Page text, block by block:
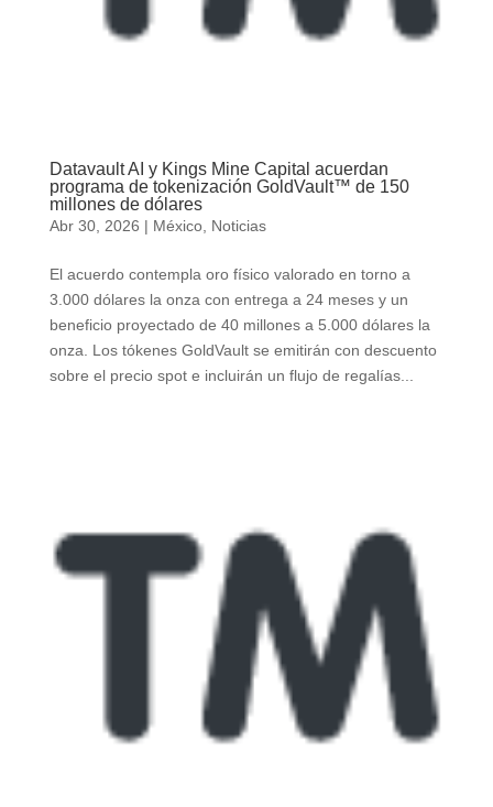
Datavault AI y Kings Mine Capital acuerdan
programa de tokenización GoldVault™ de 150
millones de dólares
Abr 30, 2026 | México, Noticias
El acuerdo contempla oro físico valorado en torno a
3.000 dólares la onza con entrega a 24 meses y un
beneficio proyectado de 40 millones a 5.000 dólares la
onza. Los tókenes GoldVault se emitirán con descuento
sobre el precio spot e incluirán un flujo de regalías...